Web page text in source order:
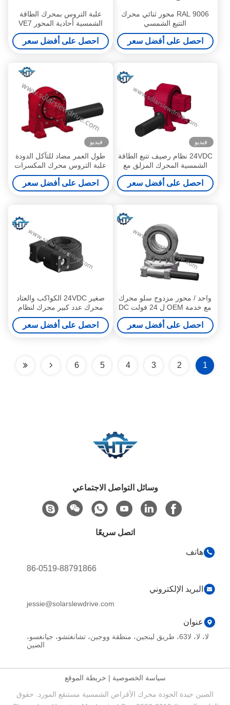
RAL 9006 محور ثنائي محرك
التتبع الشمسي
احصل على أفضل سعر
علبة التروس بمحرك الطاقة
الشمسية أحادية المحور VE7
سهلة الصيانة لأجهزة التعقب
الأفقية
احصل على أفضل سعر
فيديو
24VDC نظام رصيف تتبع الطاقة
الشمسية المحرك المزلق مع
محور واحد / محور مزدوج
محرك
احصل على أفضل سعر
فيديو
طول العمر مضاد للتآكل الدودة
علبة التروس محرك المكسرات
احصل على أفضل سعر
واحد / محور مزدوج سلو محرك
مع خدمة OEM ل 24 فولت DC
لنظام تتبع الشمسية
احصل على أفضل سعر
صغير 24VDC الكواكب والعتاد
محرك عدد كبير محرك لنظام
تتبع الشمسية مائلة
احصل على أفضل سعر
1
2
3
4
5
6
وسائل التواصل الاجتماعي
اتصل سريعًا
هاتف
86-0519-88791866
البريد الإلكتروني
jessie@solarslewdrive.com
عنوان
لا، لا، لا63، طريق لينجين، منطقة ووجين، تشانغتشو، جيانغسو،
الصين
سياسة الخصوصية | خريطة الموقع
الصين جيدة الجودة محرك الأقراص الشمسية مستنقع المورد. حقوق